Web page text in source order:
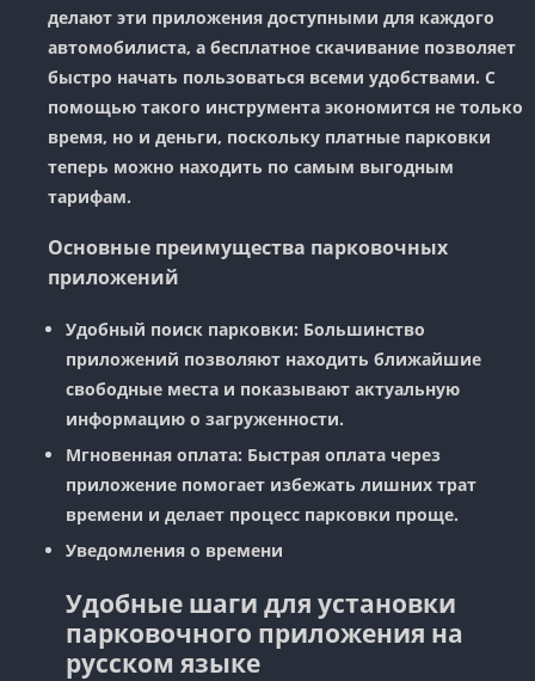
делают эти приложения доступными для каждого
автомобилиста, а бесплатное скачивание позволяет
быстро начать пользоваться всеми удобствами. С
помощью такого инструмента экономится не только
время, но и деньги, поскольку платные парковки
теперь можно находить по самым выгодным
тарифам.
Основные преимущества парковочных
приложений
Удобный поиск парковки: Большинство
приложений позволяют находить ближайшие
свободные места и показывают актуальную
информацию о загруженности.
Мгновенная оплата: Быстрая оплата через
приложение помогает избежать лишних трат
времени и делает процесс парковки проще.
Уведомления о времени
Удобные шаги для установки
парковочного приложения на
русском языке